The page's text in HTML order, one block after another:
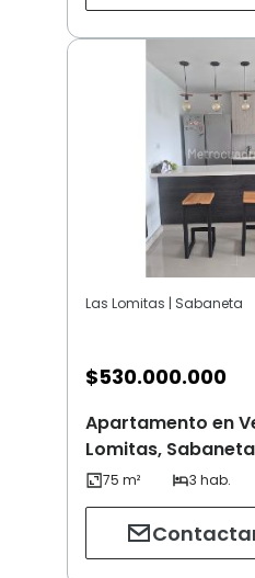
Las Lomitas | Sabaneta
$530.000.000
Apartamento en
Lomitas, Sabaneta